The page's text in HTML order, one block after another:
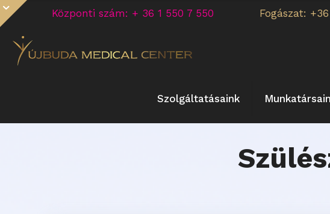
Központi szám: + 36 1 550 7 550 Fogászat:
Szolgáltatásaink